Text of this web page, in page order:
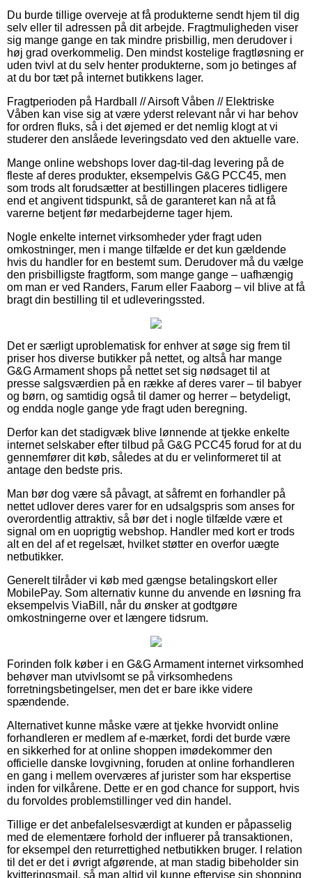
Du burde tillige overveje at få produkterne sendt hjem til dig
selv eller til adressen på dit arbejde. Fragtmuligheden viser
sig mange gange en tak mindre prisbillig, men derudover i
høj grad overkommelig. Den mindst kostelige fragtløsning er
uden tvivl at du selv henter produkterne, som jo betinges af
at du bor tæt på internet butikkens lager.
Fragtperioden på Hardball // Airsoft Våben // Elektriske
Våben kan vise sig at være yderst relevant når vi har behov
for ordren fluks, så i det øjemed er det nemlig klogt at vi
studerer den anslåede leveringsdato ved den aktuelle vare.
Mange online webshops lover dag-til-dag levering på de
fleste af deres produkter, eksempelvis G&G PCC45, men
som trods alt forudsætter at bestillingen placeres tidligere
end et angivent tidspunkt, så de garanteret kan nå at få
varerne betjent før medarbejderne tager hjem.
Nogle enkelte internet virksomheder yder fragt uden
omkostninger, men i mange tilfælde er det kun gældende
hvis du handler for en bestemt sum. Derudover må du vælge
den prisbilligste fragtform, som mange gange – uafhængig
om man er ved Randers, Farum eller Faaborg – vil blive at få
bragt din bestilling til et udleveringssted.
Det er særligt uproblematisk for enhver at søge sig frem til
priser hos diverse butikker på nettet, og altså har mange
G&G Armament shops på nettet set sig nødsaget til at
presse salgsværdien på en række af deres varer – til babyer
og børn, og samtidig også til damer og herrer – betydeligt,
og endda nogle gange yde fragt uden beregning.
Derfor kan det stadigvæk blive lønnende at tjekke enkelte
internet selskaber efter tilbud på G&G PCC45 forud for at du
gennemfører dit køb, således at du er velinformeret til at
antage den bedste pris.
Man bør dog være så påvagt, at såfremt en forhandler på
nettet udlover deres varer for en udsalgspris som anses for
overordentlig attraktiv, så bør det i nogle tilfælde være et
signal om en uoprigtig webshop. Handler med kort er trods
alt en del af et regelsæt, hvilket støtter en overfor uægte
netbutikker.
Generelt tilråder vi køb med gængse betalingskort eller
MobilePay. Som alternativ kunne du anvende en løsning fra
eksempelvis ViaBill, når du ønsker at godtgøre
omkostningerne over et længere tidsrum.
Forinden folk køber i en G&G Armament internet virksomhed
behøver man utvivlsomt se på virksomhedens
forretningsbetingelser, men det er bare ikke videre
spændende.
Alternativet kunne måske være at tjekke hvorvidt online
forhandleren er medlem af e-mærket, fordi det burde være
en sikkerhed for at online shoppen imødekommer den
officielle danske lovgivning, foruden at online forhandleren
en gang i mellem overværes af jurister som har ekspertise
inden for vilkårene. Dette er en god chance for support, hvis
du forvoldes problemstillinger ved din handel.
Tillige er det anbefalelsesværdigt at kunden er påpasselig
med de elementære forhold der influerer på transaktionen,
for eksempel den returrettighed netbutikken bruger. I relation
til det er det i øvrigt afgørende, at man stadig bibeholder sin
kvitteringsmail, så man altid vil kunne eftervise sin shopping